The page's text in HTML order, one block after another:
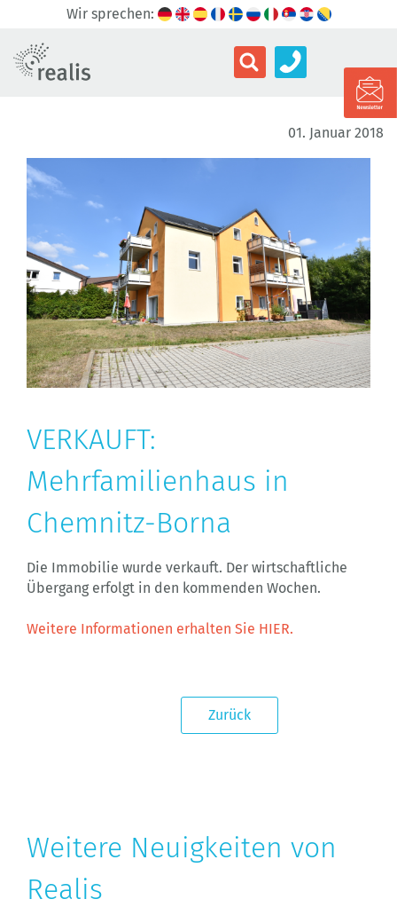
Wir sprechen:
01. Januar 2018
VERKAUFT:
Mehrfamilienhaus in
Chemnitz-Borna
Die Immobilie wurde verkauft. Der wirtschaftliche
Übergang erfolgt in den kommenden Wochen.
Weitere Informationen erhalten Sie HIER.
Zurück
Weitere Neuigkeiten von
Realis